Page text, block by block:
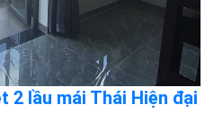
2 lầu mái Thái Hiện đại